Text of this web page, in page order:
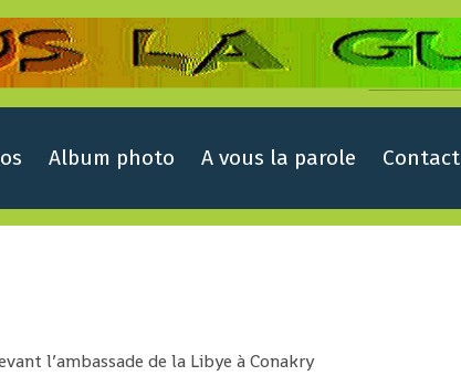
Album photo A vous la parole Contact
l’ambassade de la Libye à Conakry